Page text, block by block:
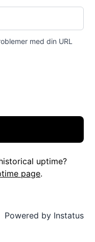
med din URL
updates for
uptime?
page.
Powered by Instatus